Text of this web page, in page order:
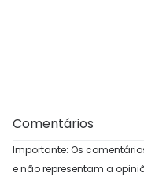
Comentários
Importante: Os
e não representam a